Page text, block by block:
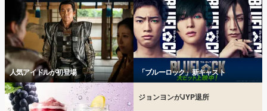
人気アイドルが初登場 「ブルーロック」新キャスト
ジョンヨンがJYP退所